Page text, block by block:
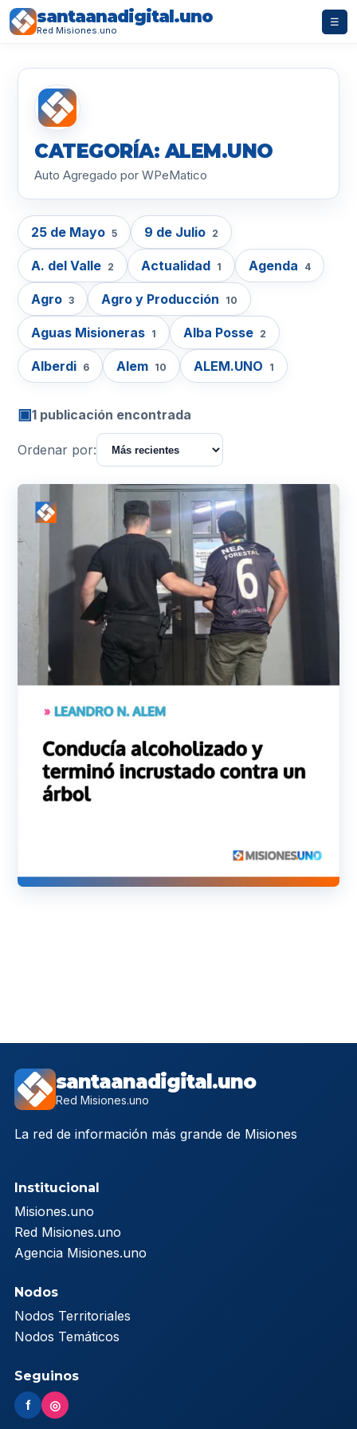
santaanadigital.uno
Red Misiones.uno
☰
CATEGORÍA: ALEM.UNO
Auto Agregado por WPeMatico
25 de Mayo 5 9 de Julio 2
A. del Valle 2 Actualidad 1 Agenda 4
Agro 3 Agro y Producción 10
Aguas Misioneras 1 Alba Posse 2
Alberdi 6 Alem 10 ALEM.UNO 1
▣1 publicación encontrada
Ordenar por:
santaanadigital.uno
Red Misiones.uno
La red de información más grande de Misiones
Institucional
Misiones.uno
Red Misiones.uno
Agencia Misiones.uno
Nodos
Nodos Territoriales
Nodos Temáticos
Seguinos
f ◎